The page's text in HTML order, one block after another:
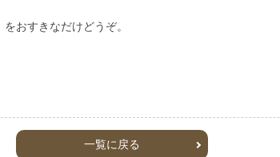
をおすきなだけどうぞ。
一覧に戻る